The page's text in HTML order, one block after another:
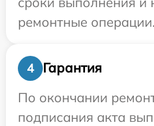
ремонтные операции.
4
Гарантия
По окончании
подписания акта